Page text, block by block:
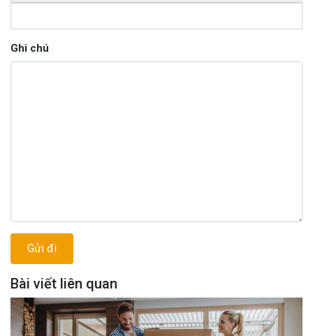
Ghi chú
Bài viết liên quan